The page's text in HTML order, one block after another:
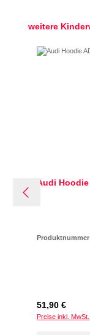
Produktgalerie
weitere
Audi
Regulärer
51,90 €
Preise inkl.